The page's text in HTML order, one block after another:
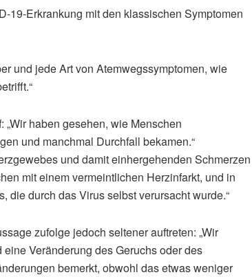
19-Erkrankung mit den klassischen Symptomen
und jede Art von Atemwegssymptomen, wie
haben gesehen, wie Menschen
und manchmal Durchfall bekamen.“
und damit einhergehenden Schmerzen
mit einem vermeintlichen Herzinfarkt, und in
durch das Virus selbst verursacht wurde.“
zufolge jedoch seltener auftreten: „Wir
Veränderung des Geruchs oder des
bemerkt, obwohl das etwas weniger